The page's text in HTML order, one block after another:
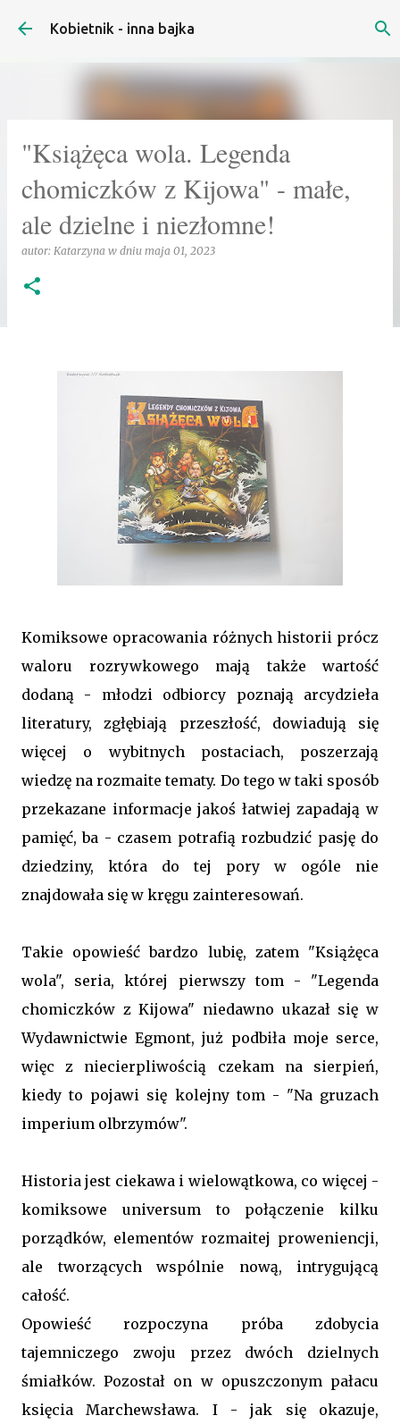
Przejdź do głównej zawartości
Kobietnik - inna bajka
"Książęca wola. Legenda
chomiczków z Kijowa" - małe,
ale dzielne i niezłomne!
autor: Katarzyna w dniu maja 01, 2023
Komiksowe opracowania różnych historii prócz
waloru rozrywkowego mają także wartość
dodaną - młodzi odbiorcy poznają arcydzieła
literatury, zgłębiają przeszłość, dowiadują się
więcej o wybitnych postaciach, poszerzają
wiedzę na rozmaite tematy. Do tego w taki sposób
przekazane informacje jakoś łatwiej zapadają w
pamięć, ba - czasem potrafią rozbudzić pasję do
dziedziny, która do tej pory w ogóle nie
znajdowała się w kręgu zainteresowań.
Takie opowieść bardzo lubię, zatem "Książęca
wola", seria, której pierwszy tom - "Legenda
chomiczków z Kijowa" niedawno ukazał się w
Wydawnictwie Egmont, już podbiła moje serce,
więc z niecierpliwością czekam na sierpień,
kiedy to pojawi się kolejny tom - "Na gruzach
imperium olbrzymów".
Historia jest ciekawa i wielowątkowa, co więcej -
komiksowe universum to połączenie kilku
porządków, elementów rozmaitej proweniencji,
ale tworzących wspólnie nową, intrygującą
całość.
Opowieść rozpoczyna próba zdobycia
tajemniczego zwoju przez dwóch dzielnych
śmiałków. Pozostał on w opuszczonym pałacu
księcia Marchewsława. I - jak się okazuje,